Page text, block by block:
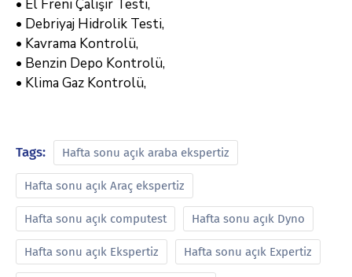
• El Freni Çalışır Testi,
• Debriyaj Hidrolik Testi,
• Kavrama Kontrolü,
• Benzin Depo Kontrolü,
• Klima Gaz Kontrolü,
Tags: Hafta sonu açık araba ekspertiz
Hafta sonu açık Araç ekspertiz
Hafta sonu açık computest Hafta sonu açık Dyno
Hafta sonu açık Ekspertiz Hafta sonu açık Expertiz